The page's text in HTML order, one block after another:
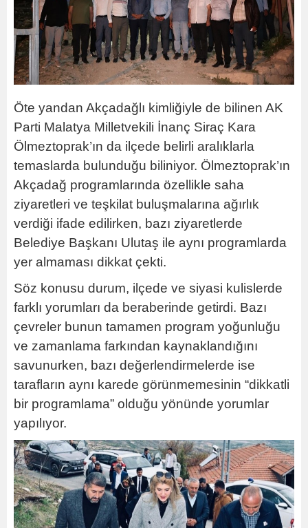
Öte yandan Akçadağlı kimliğiyle de bilinen AK
Parti Malatya Milletvekili İnanç Siraç Kara
Ölmeztoprak’ın da ilçede belirli aralıklarla
temaslarda bulunduğu biliniyor. Ölmeztoprak’ın
Akçadağ programlarında özellikle saha
ziyaretleri ve teşkilat buluşmalarına ağırlık
verdiği ifade edilirken, bazı ziyaretlerde
Belediye Başkanı Ulutaş ile aynı programlarda
yer almaması dikkat çekti.
Söz konusu durum, ilçede ve siyasi kulislerde
farklı yorumları da beraberinde getirdi. Bazı
çevreler bunun tamamen program yoğunluğu
ve zamanlama farkından kaynaklandığını
savunurken, bazı değerlendirmelerde ise
tarafların aynı karede görünmemesinin “dikkatli
bir programlama” olduğu yönünde yorumlar
yapılıyor.